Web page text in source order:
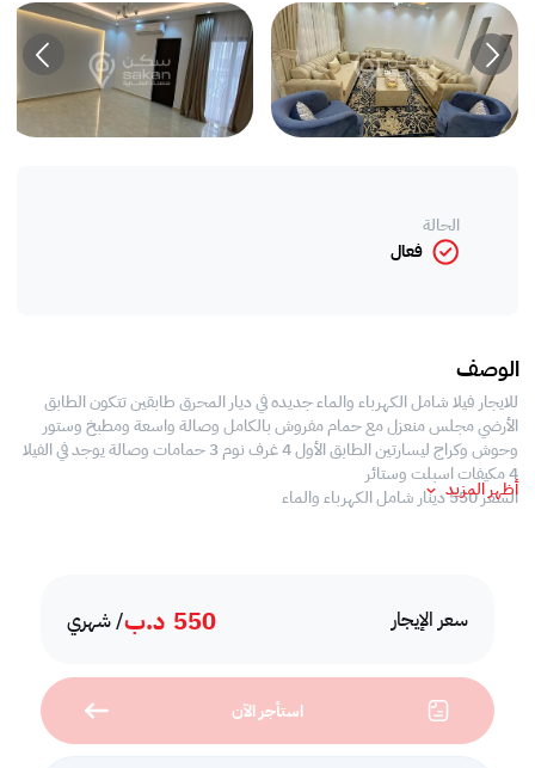
سعر الإيجار 550 د.ب/ شهري
استأجر الآن
الحالة
فعال
الوصف
للايجار فيلا شامل الكهرباء والماء جديده في ديار المحرق طابقين تتكون الطابق
الأرضي مجلس منعزل مع حمام مفروش بالكامل وصالة واسعة ومطبخ وستور
وحوش وكراج ليسارتين الطابق الأول 4 غرف نوم 3 حمامات وصالة يوجد في الفيلا
4 مكيفات اسبلت وستائر
السعر 550 دينار شامل الكهرباء والماء
أظهر المزيد